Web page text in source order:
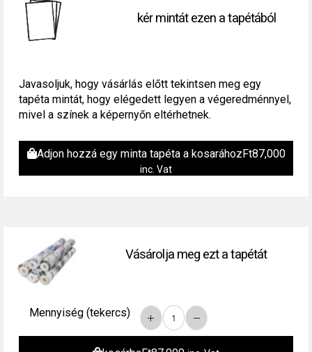
kér mintát ezen a tapétából
Javasoljuk, hogy vásárlás előtt tekintsen meg egy
tapéta mintát, hogy elégedett legyen a végeredménnyel,
mivel a színek a képernyőn eltérhetnek.
Adjon hozzá egy minta tapéta a kosarához Ft87,000
inc. Vat
Vásárolja meg ezt a tapétát
Mennyiség (tekercs)